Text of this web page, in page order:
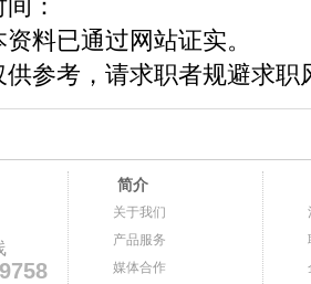
：
料已通过网站证实。
供参考，请求职者规避求职
简介
关于我们
产品服务
媒体合作